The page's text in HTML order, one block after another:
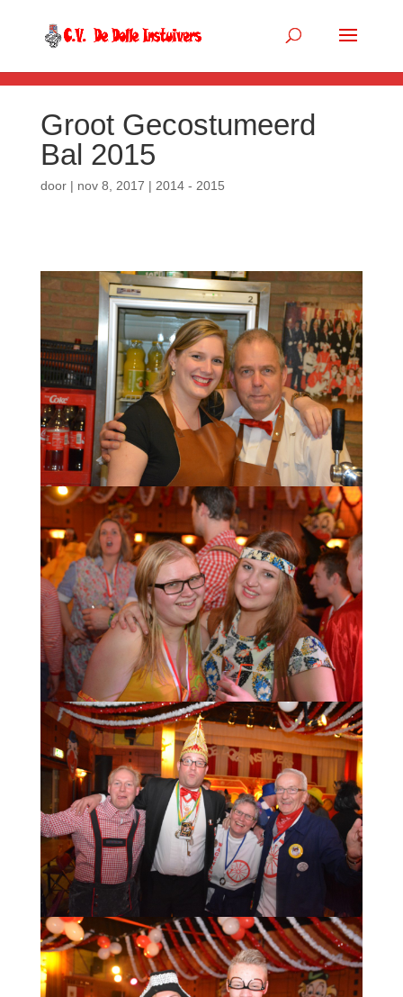
Groot Gecostumeerd
Bal 2015
door | nov 8, 2017 | 2014 - 2015